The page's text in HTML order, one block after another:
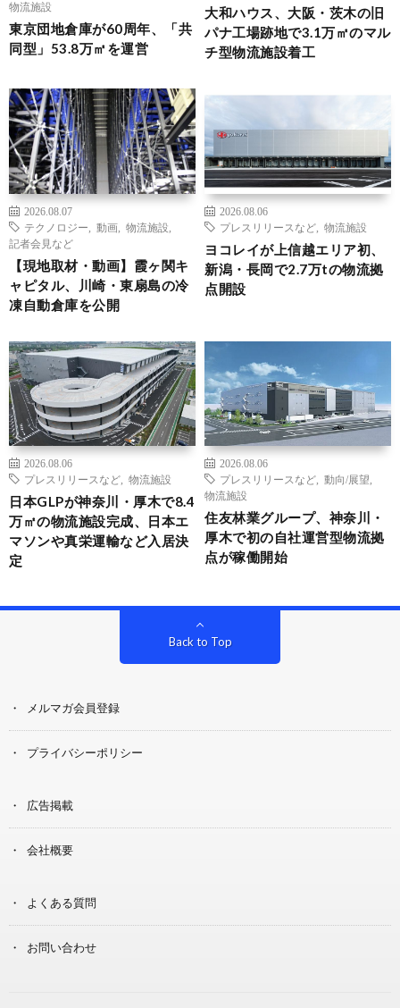
物流施設
東京団地倉庫が60周年、「共
同型」53.8万㎡を運営
大和ハウス、大阪・茨木の旧
パナ工場跡地で3.1万㎡のマル
チ型物流施設着工
2026.08.07
テクノロジー
動画 物流施設
記者会見など
【現地取材・動画】霞ヶ関キ
ャピタル、川崎・東扇島の冷
凍自動倉庫を公開
2026.08.06
プレスリリースなど
物流施設
ヨコレイが上信越エリア初、
新潟・長岡で2.7万tの物流拠
点開設
2026.08.06
プレスリリースなど
物流施設
日本GLPが神奈川・厚木で8.4
万㎡の物流施設完成、日本エ
マソンや真栄運輸など入居決
定
2026.08.06
プレスリリースなど
動向/展望
物流施設
住友林業グループ、神奈川・
厚木で初の自社運営型物流拠
点が稼働開始
Back to Top
メルマガ会員登録
プライバシーポリシー
広告掲載
会社概要
よくある質問
お問い合わせ